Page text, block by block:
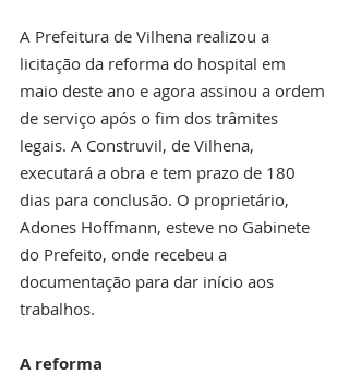
A Prefeitura de Vilhena realizou a
licitação da reforma do hospital em
maio deste ano e agora assinou a ordem
de serviço após o fim dos trâmites
legais. A Construvil, de Vilhena,
executará a obra e tem prazo de 180
dias para conclusão. O proprietário,
Adones Hoffmann, esteve no Gabinete
do Prefeito, onde recebeu a
documentação para dar início aos
trabalhos.
A reforma